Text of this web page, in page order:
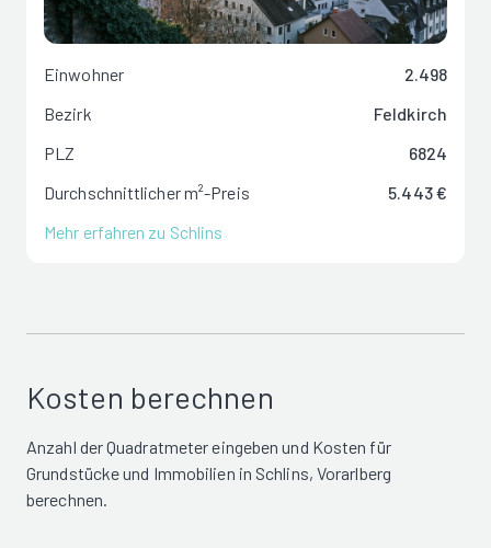
Einwohner
2.498
Bezirk
Feldkirch
PLZ
6824
Durchschnittlicher m²-Preis
5.443 €
Mehr erfahren zu Schlins
Kosten berechnen
Anzahl der Quadratmeter eingeben und Kosten für
Grundstücke und Immobilien in Schlins, Vorarlberg
berechnen.